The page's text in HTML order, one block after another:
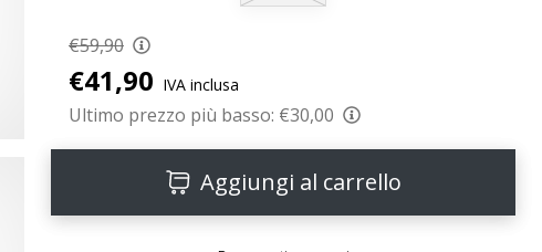
€59,90
€41,90 IVA inclusa
Ultimo prezzo più basso: €30,00
Aggiungi al carrello